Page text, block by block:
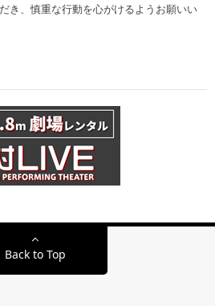
き、慎重な行動を心がけるようお願いい
Back to Top